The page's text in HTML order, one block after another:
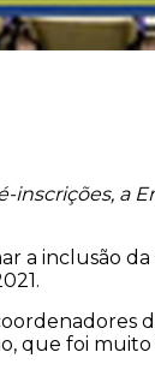
inscrições, a
a inclusão
que foi